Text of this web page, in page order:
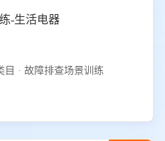
-生活电器
· 故障排查场景训练